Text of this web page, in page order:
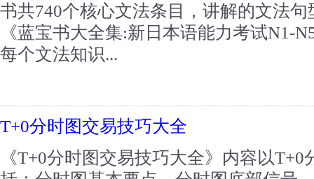
书共740个核心文法条目，讲解的文法
《蓝宝书大全集:新日本语能力考试N1-
每个文法知识...
T+0分时图交易技巧大全
《T+0分时图交易技巧大全》内容以